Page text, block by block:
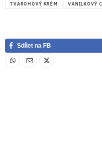
TVAROHOVÝ KRÉM VANILKOVÝ
Sdílet na FB